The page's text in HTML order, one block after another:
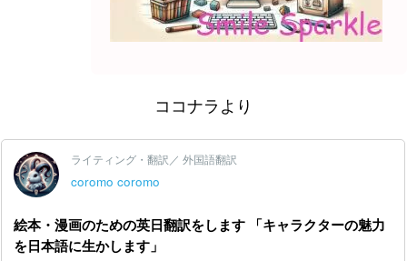
ココナラより